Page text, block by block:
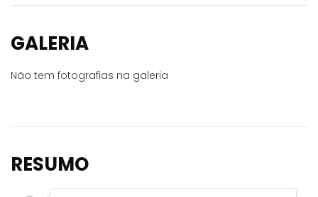
GALERIA
Não tem fotografias na galeria
RESUMO